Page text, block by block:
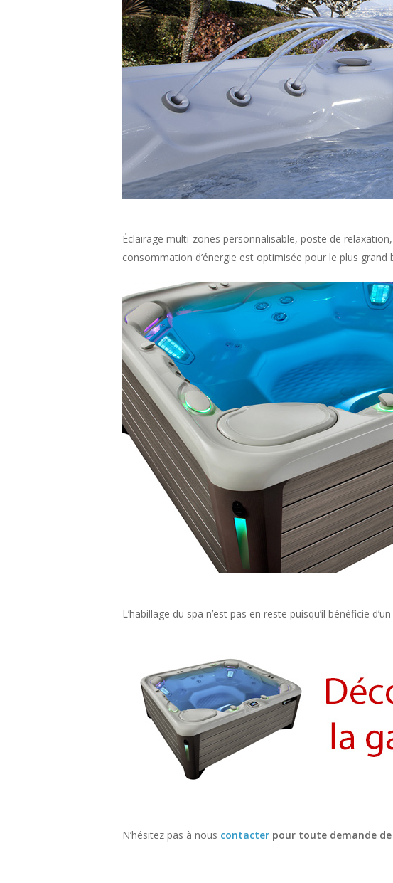
Éclairage multi-zones personnalisable, poste de
consommation d’énergie est optimisée pour le plus grand
L’habillage du spa n’est pas en reste puisqu’il bénéficie
N’hésitez pas à nous contacter pour toute demande